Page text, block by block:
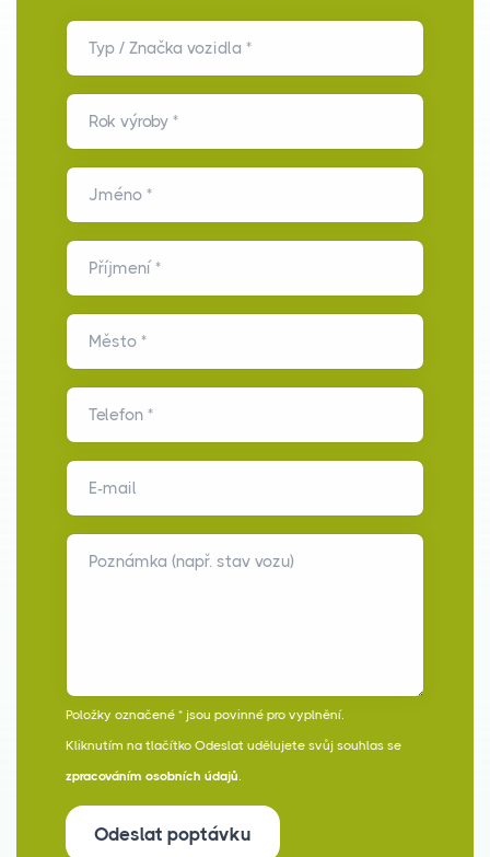
Typ / Značka vozidla *
Rok výroby *
Jméno *
Příjmení *
Město *
Telefon *
E-mail
Poznámka (např. stav vozu)
Položky označené * jsou povinné pro vyplnění.
Kliknutím na tlačítko Odeslat udělujete svůj souhlas se
zpracováním osobních údajů
Odeslat poptávku